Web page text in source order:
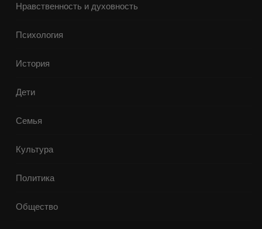
Нравственность и духовность
Психология
История
Дети
Семья
Культура
Политика
Общество